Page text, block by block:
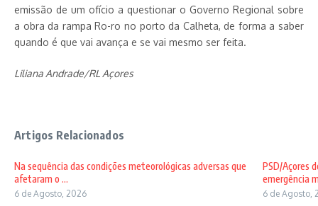
emissão de um ofício a questionar o Governo Regional sobre
a obra da rampa Ro-ro no porto da Calheta, de forma a saber
quando é que vai avança e se vai mesmo ser feita.
Liliana Andrade/RL Açores
Artigos Relacionados
Na sequência das condições meteorológicas adversas que
afetaram o ...
6 de Agosto, 2026
PSD/Açores
emergência
6 de Agosto,